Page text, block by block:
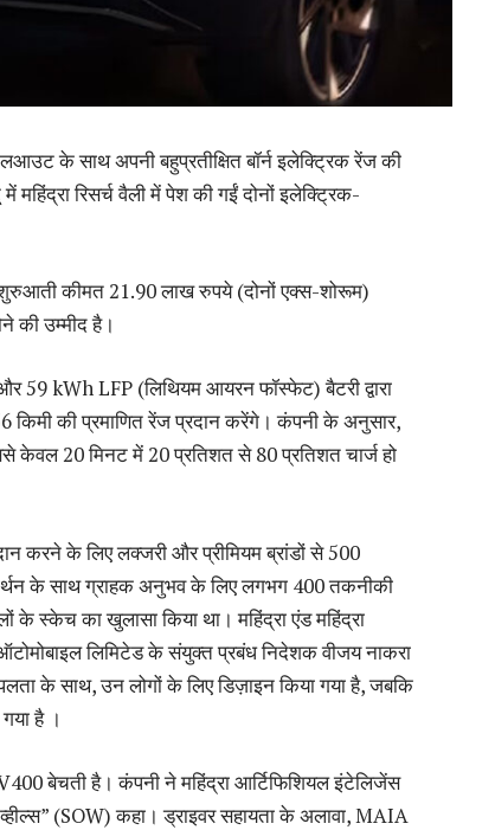
के साथ अपनी बहुप्रतीक्षित बॉर्न इलेक्ट्रिक रेंज की
रिसर्च वैली में पेश की गईं दोनों इलेक्ट्रिक-
शुरुआती कीमत 21.90 लाख रुपये (दोनों एक्स-शोरूम)
की उम्मीद है।
59 kWh LFP (लिथियम आयरन फॉस्फेट) बैटरी द्वारा
किमी की प्रमाणित रेंज प्रदान करेंगे। कंपनी के अनुसार,
केवल 20 मिनट में 20 प्रतिशत से 80 प्रतिशत चार्ज हो
करने के लिए लक्जरी और प्रीमियम ब्रांडों से 500
के साथ ग्राहक अनुभव के लिए लगभग 400 तकनीकी
के स्केच का खुलासा किया था। महिंद्रा एंड महिंद्रा
लिमिटेड के संयुक्त प्रबंध निदेशक वीजय नाकरा
के साथ, उन लोगों के लिए डिज़ाइन किया गया है, जबकि
है ।
बेचती है। कंपनी ने महिंद्रा आर्टिफिशियल इंटेलिजेंस
(SOW) कहा। ड्राइवर सहायता के अलावा, MAIA